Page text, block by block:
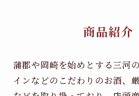
商品紹介
蒲郡や岡崎を始めとする三河
インなどのこだわりのお酒、